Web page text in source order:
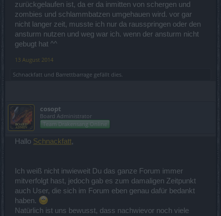
zurückgelaufen ist, da er da inmitten von schergen und
zombies und schlammbatzen umgehauen wird. vor gar
nicht langer zeit, musste ich nur da rausspringen oder den
ansturm nutzen und weg war ich. wenn der ansturm nicht
gebugt hat ^^
13 August 2014
Schnackfatt und Barrettbarrage gefällt dies.
cosopt
Board Administrator
Team Drakensang Online
Hallo Schnackfatt,
Ich weiß nicht inwieweit Du das ganze Forum immer
mitverfolgt hast, jedoch gab es zum damaligen Zeitpunkt
auch User, die sich im Forum eben genau dafür bedankt
haben.
Natürlich ist uns bewusst, dass nachwievor noch viele